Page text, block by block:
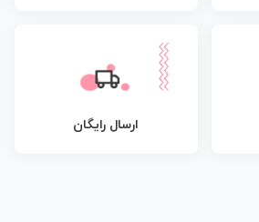
ارسال رایگان